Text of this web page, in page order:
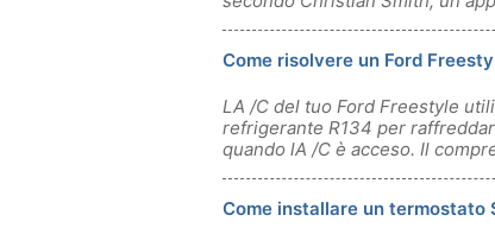
Come risolvere un Ford
LA /C del tuo Ford Freestyle
refrigerante R134 per
quando lA /C è acceso. Il
Come installare un termostato